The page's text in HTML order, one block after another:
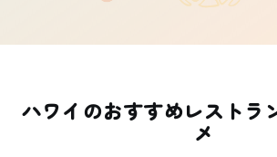
ハワイのおすすめレストラ
メ